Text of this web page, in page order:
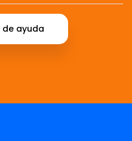
ayuda